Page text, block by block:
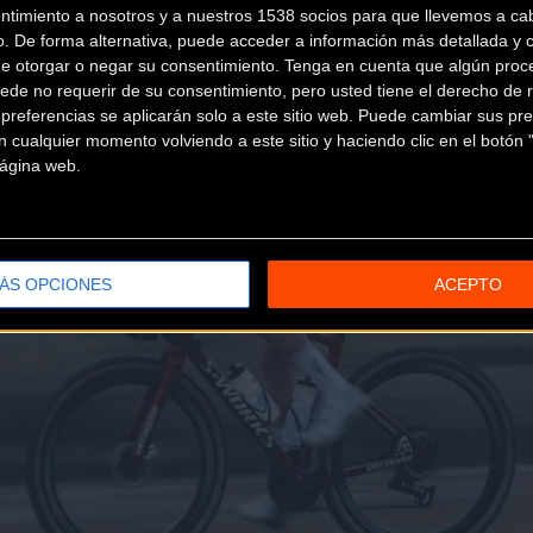
a nosotros y a nuestros 1538 socios para que llevemos a
De forma alternativa, puede acceder a información más detallada y
otorgar o negar su consentimiento. Tenga en cuenta que algún
no requerir de su consentimiento, pero usted tiene el derecho de
se aplicarán solo a este sitio web. Puede cambiar sus
cualquier momento volviendo a este sitio y haciendo clic en el botón
web.
OPCIONES ACEPTO